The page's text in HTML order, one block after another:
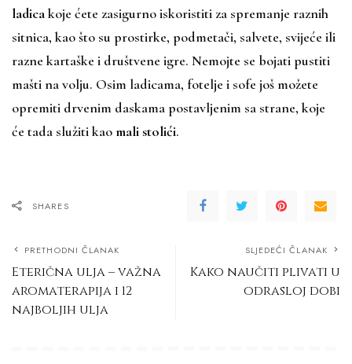
ladicakoje ćete zasigurno iskoristiti za spremanje raznih
sitnica, kao što su prostirke, podmetači, salvete, svijeće ili
razne kartaške i društvene igre. Nemojte se bojati pustiti
mašti na volju. Osim ladicama, fotelje i sofe još možete
opremiti drvenim daskama postavljenim sa strane, koje
će tada služiti kaomali stolići.
SHARES
PRETHODNI ČLANAK
Eterična ulja – važna
aromaterapija i 12
najboljih ulja
SLJEDEĆI ČLANAK
Kako naučiti plivati u
odrasloj dobi